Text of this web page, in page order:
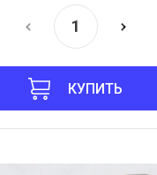
КУПИТЬ